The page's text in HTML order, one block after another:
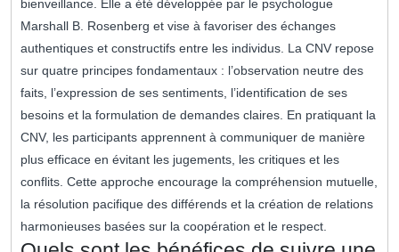
bienveillance. Elle a été développée par le psychologue
Marshall B. Rosenberg et vise à favoriser des échanges
authentiques et constructifs entre les individus. La CNV repose
sur quatre principes fondamentaux : l’observation neutre des
faits, l’expression de ses sentiments, l’identification de ses
besoins et la formulation de demandes claires. En pratiquant la
CNV, les participants apprennent à communiquer de manière
plus efficace en évitant les jugements, les critiques et les
conflits. Cette approche encourage la compréhension mutuelle,
la résolution pacifique des différends et la création de relations
harmonieuses basées sur la coopération et le respect.